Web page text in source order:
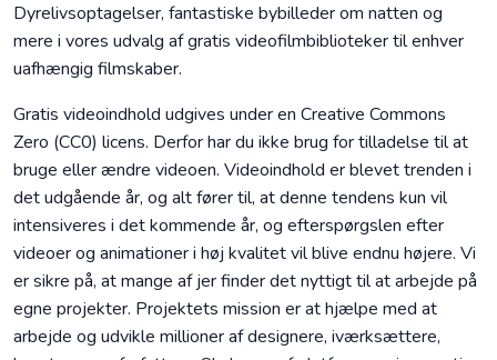
Dyrelivsoptagelser, fantastiske bybilleder om natten og
mere i vores udvalg af gratis videofilmbiblioteker til enhver
uafhængig filmskaber.
Gratis videoindhold udgives under en Creative Commons
Zero (CC0) licens. Derfor har du ikke brug for tilladelse til at
bruge eller ændre videoen. Videoindhold er blevet trenden i
det udgående år, og alt fører til, at denne tendens kun vil
intensiveres i det kommende år, og efterspørgslen efter
videoer og animationer i høj kvalitet vil blive endnu højere. Vi
er sikre på, at mange af jer finder det nyttigt til at arbejde på
egne projekter. Projektets mission er at hjælpe med at
arbejde og udvikle millioner af designere, iværksættere,